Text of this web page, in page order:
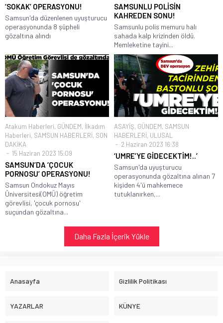
‘SOKAK’ OPERASYONU!
Samsun'da düzenlenen uyuşturucu
operasyonunda 8 şüpheli
gözaltına alındı
SAMSUNLU POLİSİN
KAHREDEN SONU!
Samsunlu polis memuru halı
sahada kalp krizinden öldü.
Memleketine tayini...
Atakum Haberleri, GÜNDEM, İlkadım
Haberleri, SAMSUN HABERLERİ, SON
DAKİKA
15 Haziran 2023 15:09
SAMSUN’DA ‘ÇOCUK
PORNOSU’ OPERASYONU!
Samsun Ondokuz Mayıs
Üniversitesi(OMÜ) öğretim
görevlisi, 'çocuk pornosu'
suçundan gözaltına...
ASAYİŞ, GÜNDEM, SAMSUN
HABERLERİ, ULUSAL
2 Haziran 2023 16:38
‘UMRE’YE GİDECEKTİM!..’
Samsun'da uyuşturucu
operasyonunda gözaltına alınan 7
kişiden 4'ü mahkemece
tutuklanırken,...
Daha Fazla İçerik Yükle
Anasayfa Gizlilik Politikası
YAZARLAR KÜNYE